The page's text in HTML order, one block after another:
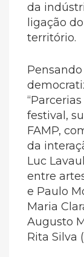
da
ligação
território.
festival,
FAMP,
da
Luc
entre
e Paulo
Maria
Augusto
Rita Silva